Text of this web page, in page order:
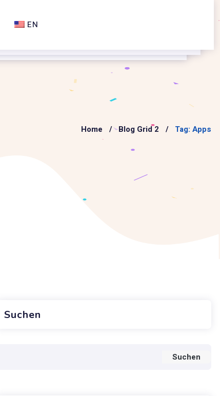
EN
Home Blog Grid 2 Tag: Apps
Suchen
Suchen